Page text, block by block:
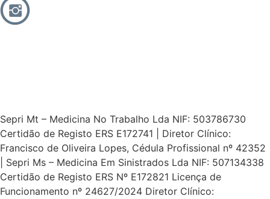
Sepri Mt – Medicina No Trabalho Lda NIF: 503786730
Certidão de Registo ERS E172741 | Diretor Clínico:
Francisco de Oliveira Lopes, Cédula Profissional nº 42352
| Sepri Ms – Medicina Em Sinistrados Lda NIF: 507134338
Certidão de Registo ERS Nº E172821 Licença de
Funcionamento nº 24627/2024 Diretor Clínico: